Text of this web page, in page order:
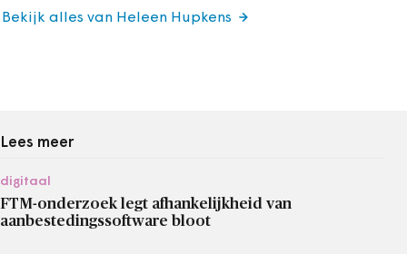
Bekijk alles van Heleen Hupkens
Lees meer
digitaal
FTM-onderzoek legt afhankelijkheid van
aanbestedingssoftware bloot